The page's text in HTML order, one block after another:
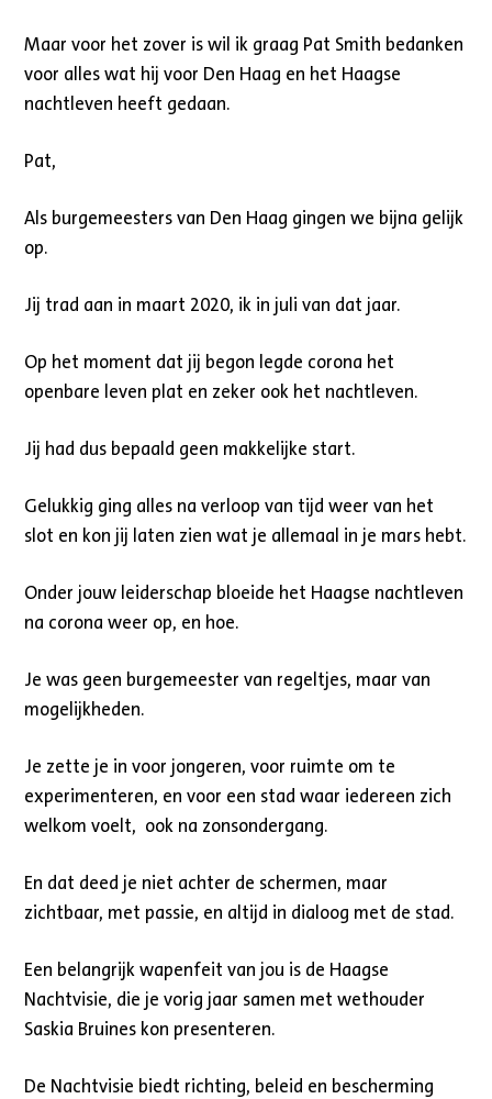
Maar voor het zover is wil ik graag Pat Smith bedanken
voor alles wat hij voor Den Haag en het Haagse
nachtleven heeft gedaan.
Pat,
Als burgemeesters van Den Haag gingen we bijna gelijk
op.
Jij trad aan in maart 2020, ik in juli van dat jaar.
Op het moment dat jij begon legde corona het
openbare leven plat en zeker ook het nachtleven.
Jij had dus bepaald geen makkelijke start.
Gelukkig ging alles na verloop van tijd weer van het
slot en kon jij laten zien wat je allemaal in je mars hebt.
Onder jouw leiderschap bloeide het Haagse nachtleven
na corona weer op, en hoe.
Je was geen burgemeester van regeltjes, maar van
mogelijkheden.
Je zette je in voor jongeren, voor ruimte om te
experimenteren, en voor een stad waar iedereen zich
welkom voelt, ook na zonsondergang.
En dat deed je niet achter de schermen, maar
zichtbaar, met passie, en altijd in dialoog met de stad.
Een belangrijk wapenfeit van jou is de Haagse
Nachtvisie, die je vorig jaar samen met wethouder
Saskia Bruines kon presenteren.
De Nachtvisie biedt richting, beleid en bescherming